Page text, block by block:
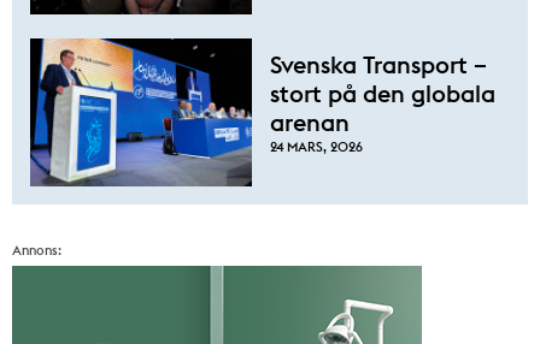
Svenska Transport –
stort på den globala
arenan
24 MARS, 2026
Annons: